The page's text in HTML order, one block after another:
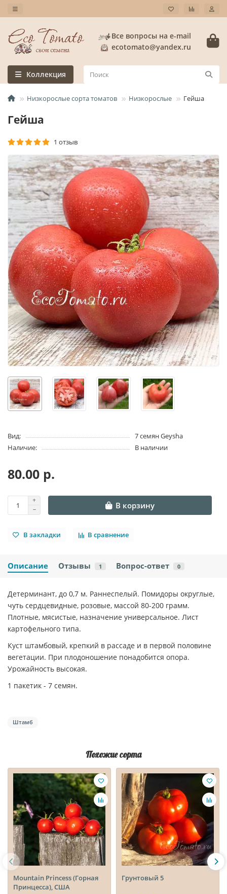
Все вопросы на e-mail
ecotomato@yandex.ru
Коллекция
Низкорослые сорта томатов Низкорослые Гейша
Гейша
1 отзыв
Вид:
7 семян Geysha
Наличие:
В наличии
80.00 р.
В корзину
В закладки В сравнение
Описание Отзывы 1 Вопрос-ответ 0
Детерминант, до 0,7 м. Раннеспелый. Помидоры округлые,
чуть сердцевидные, розовые, массой 80-200 грамм.
Плотные, мясистые, назначение универсальное. Лист
картофельного типа.
Куст штамбовый, крепкий в рассаде и в первой половине
вегетации. При плодоношение понадобится опора.
Урожайность высокая.
1 пакетик - 7 семян.
Штамб
Похожие сорта
Mountain Princess (Горная
Принцесса), США
Грунтовый 5